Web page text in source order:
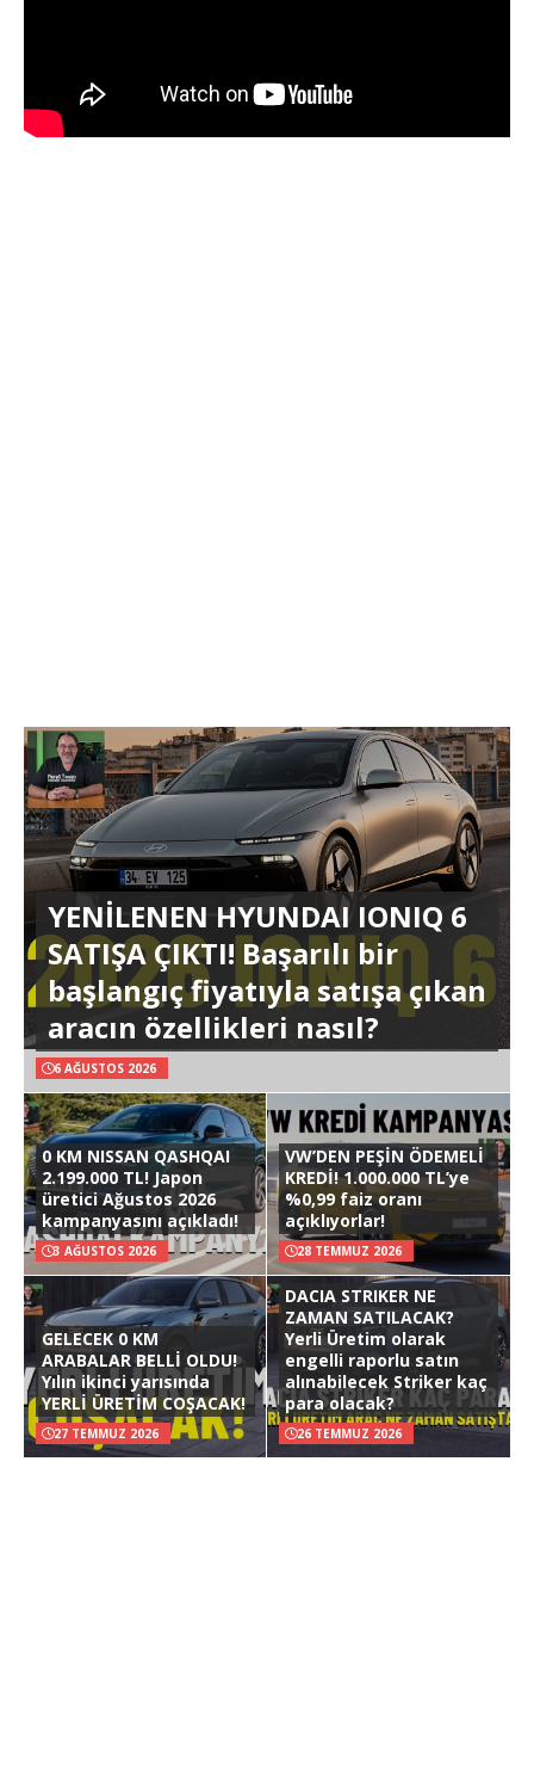
YENİLENEN HYUNDAI IONIQ 6
SATIŞA ÇIKTI! Başarılı bir
başlangıç fiyatıyla satışa çıkan
aracın özellikleri nasıl?
6 AĞUSTOS 2026
0 KM NISSAN QASHQAI
2.199.000 TL! Japon
üretici Ağustos 2026
kampanyasını açıkladı!
3 AĞUSTOS 2026
VW’DEN PEŞİN ÖDEMELİ
KREDİ! 1.000.000 TL’ye
%0,99 faiz oranı
açıklıyorlar!
28 TEMMUZ 2026
GELECEK 0 KM
ARABALAR BELLİ OLDU!
Yılın ikinci yarısında
YERLİ ÜRETİM COŞACAK!
27 TEMMUZ 2026
DACIA STRIKER NE
ZAMAN SATILACAK?
Yerli Üretim olarak
engelli raporlu satın
alınabilecek Striker kaç
para olacak?
26 TEMMUZ 2026